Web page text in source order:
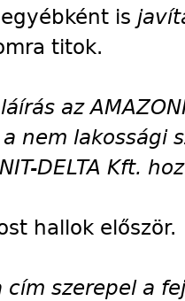
is
titok.
az
nem lakossági
DELTA Kft.
hallok először.
cím szerepel a